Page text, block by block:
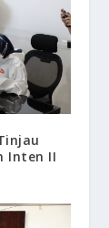
Inten II